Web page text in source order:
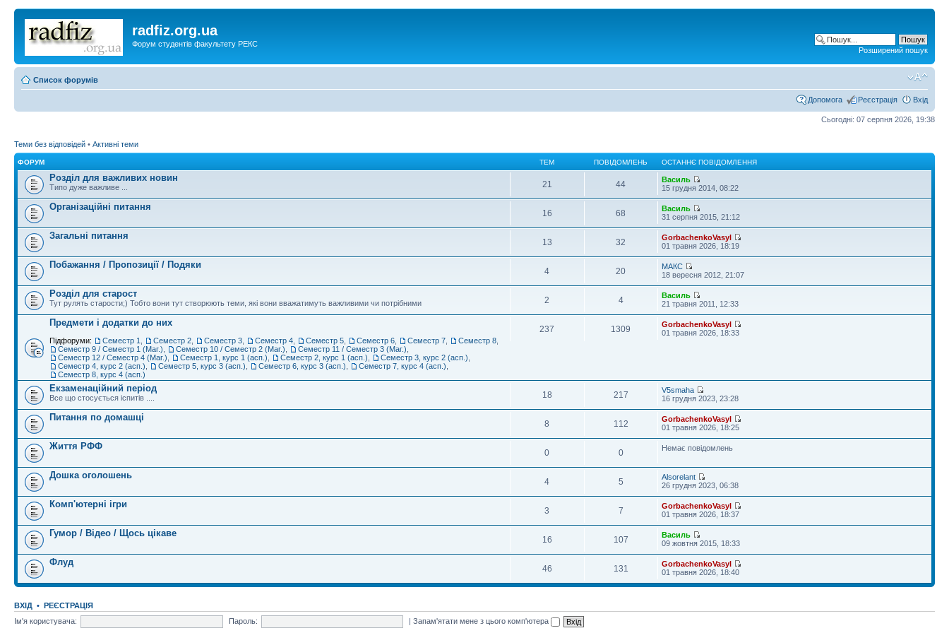
radfiz.org.ua
Форум студентів факультету РЕКС
Розширений пошук
Список форумів
Допомога Реєстрація Вхід
Сьогодні: 07 серпня 2026, 19:38
Теми без відповідей • Активні теми
ФОРУМ ТЕМ ПОВІДОМЛЕНЬ ОСТАННЄ ПОВІДОМЛЕННЯ
Розділ для важливих новин
Типо дуже важливе ... 21 44
Василь
15 грудня 2014, 08:22
Організаційні питання
16 68
Василь
31 серпня 2015, 21:12
Загальні питання
13 32
GorbachenkoVasyl
01 травня 2026, 18:19
Побажання / Пропозиції / Подяки
4 20
МАКС
18 вересня 2012, 21:07
Розділ для старост
Тут рулять старости;) Тобто вони тут створюють теми, які вони вважатимуть важливими чи потрібними 2 4
Василь
21 травня 2011, 12:33
Предмети і додатки до них
Підфоруми: Семестр 1 Семестр 2 Семестр 3 Семестр 4 Семестр 5 Семестр 6 Семестр 7 Семестр 8
Семестр 9 / Семестр 1 (Маг.)
Семестр 10 / Семестр 2 (Маг.) Семестр 11 / Семестр 3 (Маг.)
Семестр 12 / Семестр 4 (Маг.)
Семестр 1, курс 1 (асп.) Семестр 2, курс 1 (асп.) Семестр 3, курс 2 (асп.)
Семестр 4, курс 2 (асп.)
Семестр 5, курс 3 (асп.) Семестр 6, курс 3 (асп.) Семестр 7, курс 4 (асп.)
Семестр 8, курс 4 (асп.)
237 1309
GorbachenkoVasyl
01 травня 2026, 18:33
Екзаменаційний період
Все що стосується іспитів .... 18 217
V5smaha
16 грудня 2023, 23:28
Питання по домашці
8 112
GorbachenkoVasyl
01 травня 2026, 18:25
Життя РФФ
0 0 Немає повідомлень
Дошка оголошень
4 5
Alsorelant
26 грудня 2023, 06:38
Комп'ютерні ігри
3 7
GorbachenkoVasyl
01 травня 2026, 18:37
Гумор / Відео / Щось цікаве
16 107
Василь
09 жовтня 2015, 18:33
Флуд
46 131
GorbachenkoVasyl
01 травня 2026, 18:40
ВХІД • РЕЄСТРАЦІЯ
Ім'я користувача:
Пароль: |Запам'ятати мене з цього комп'ютера